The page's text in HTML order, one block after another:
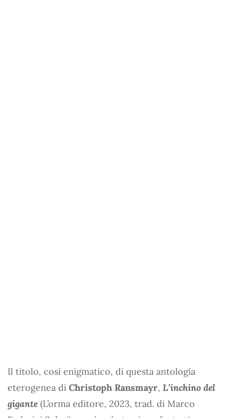
Il titolo, così enigmatico, di questa antologia
eterogenea di Christoph Ransmayr, L’inchino del
gigante (L’orma editore, 2023, trad. di Marco